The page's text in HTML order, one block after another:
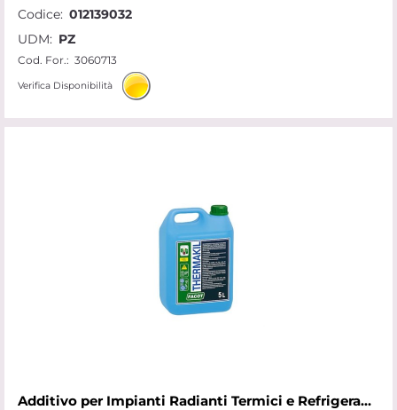
Codice: 012139032
UDM: PZ
Cod. For.: 3060713
Verifica Disponibilità
Additivo per Impianti Radianti Termici e Refrigeranti Antialga lt 5